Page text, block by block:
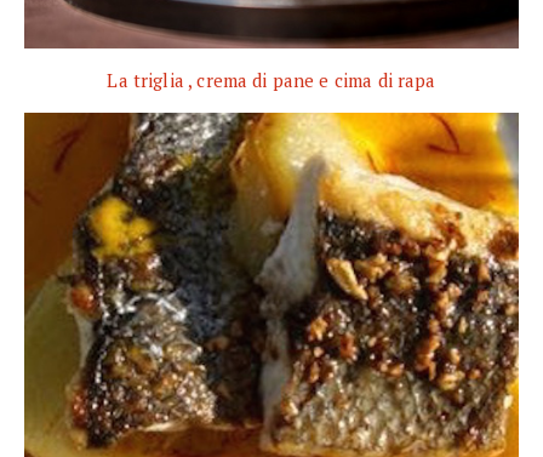
La triglia , crema di pane e cima di rapa